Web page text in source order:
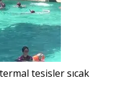
tesisler sıcak